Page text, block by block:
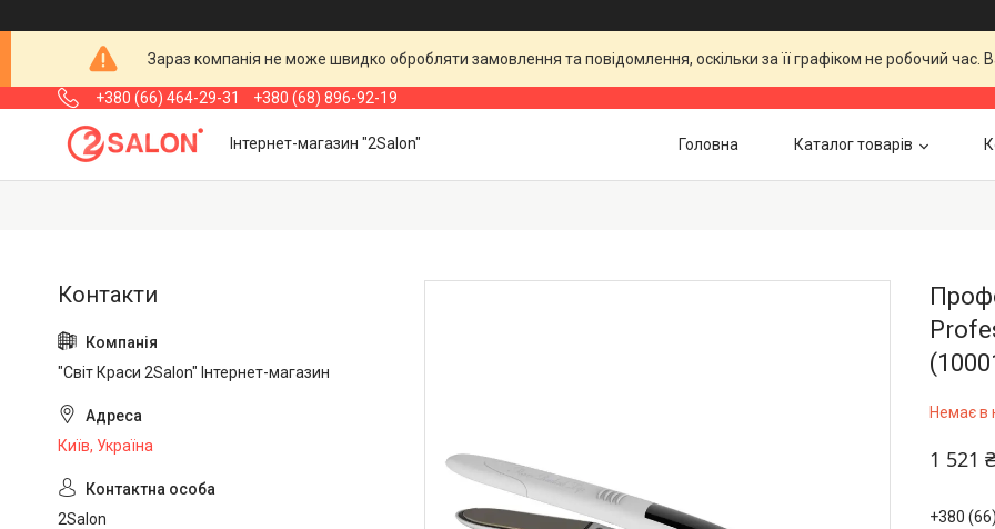
Зараз компанія не може швидко обробляти замовлення та повідомлення, оскільки за її графіком не робочий
+380 (66) 464-29-31 +380 (68) 896-92-19
Інтернет-магазин "2Salon" Головна Каталог товарів
Немає в
1 521 ₴
+380
"Світ Краси 2Salon" Інтернет-магазин
Київ, Україна
2Salon